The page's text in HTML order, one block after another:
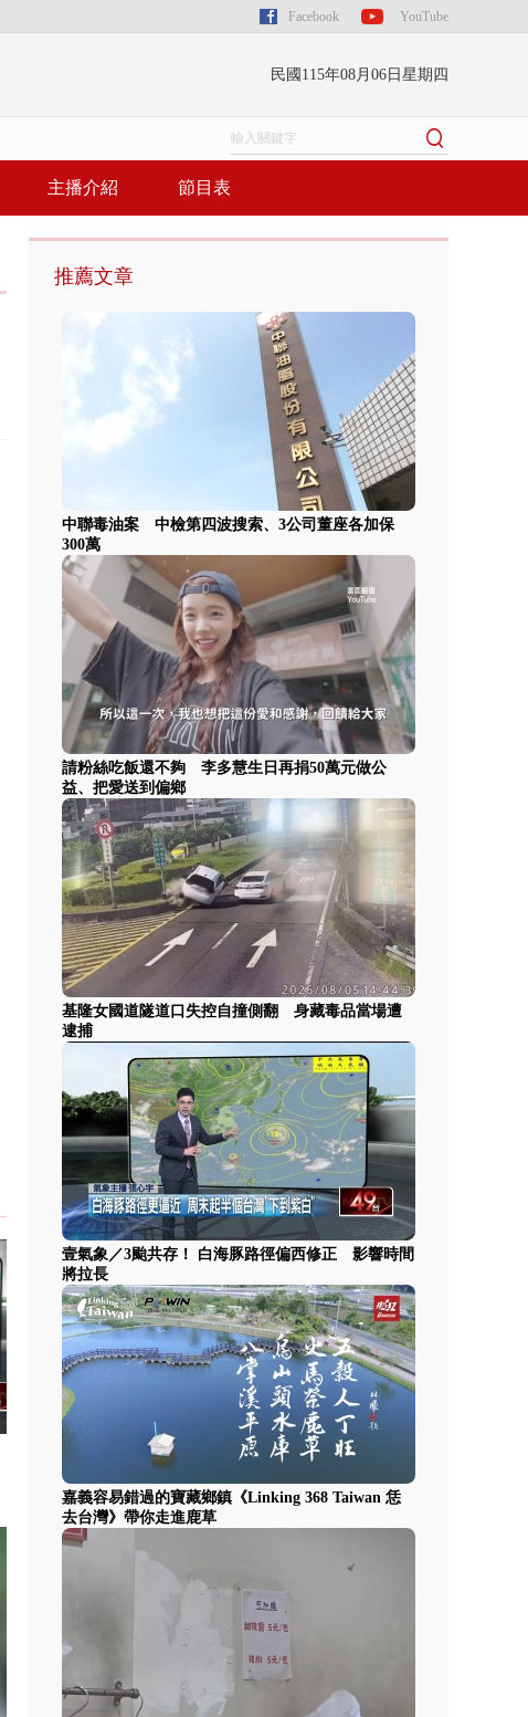
Facebook YouTube
民國115年08月06日星期四
主播介紹 節目表
推薦文章
中聯毒油案 中檢第四波搜索、3公司董座各加保
300萬
請粉絲吃飯還不夠 李多慧生日再捐50萬元做公
益、把愛送到偏鄉
基隆女國道隧道口失控自撞側翻 身藏毒品當場遭
逮捕
壹氣象／3颱共存！ 白海豚路徑偏西修正 影響時間
將拉長
嘉義容易錯過的寶藏鄉鎮《Linking 368 Taiwan 恁
去台灣》帶你走進鹿草